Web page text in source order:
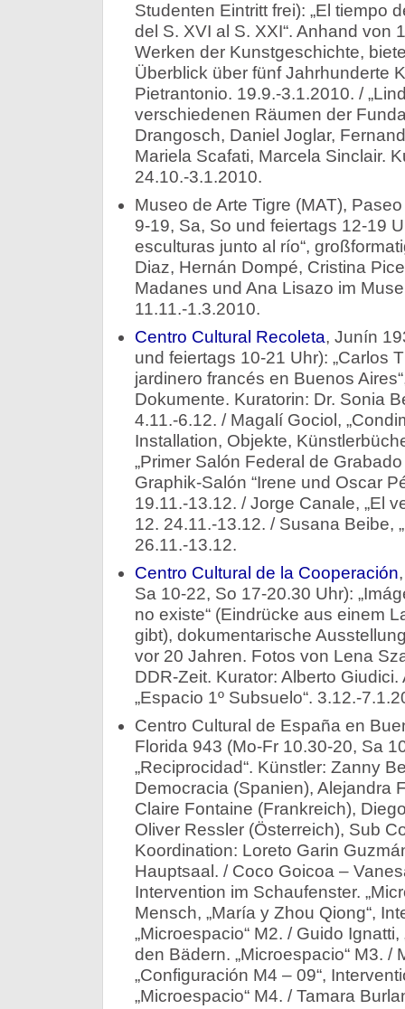
Studenten Eintritt frei): „El tiempo
del S. XVI al S. XXI“. Anhand von
Werken der Kunstgeschichte,
Überblick über fünf Jahrhunderte
Pietrantonio. 19.9.-3.1.2010. /
verschiedenen Räumen der
Drangosch, Daniel Joglar,
Mariela Scafati, Marcela Sinclair.
24.10.-3.1.2010.
Museo de Arte Tigre (MAT),
9-19, Sa, So und feiertags 12-19
esculturas junto al río“,
Diaz, Hernán Dompé, Cristina
Madanes und Ana Lisazo im
11.11.-1.3.2010.
Centro Cultural Recoleta, Junín
und feiertags 10-21 Uhr): „Carlos
jardinero francés en Buenos
Dokumente. Kuratorin: Dr. Sonia
4.11.-6.12. / Magalí Gociol,
Installation, Objekte,
„Primer Salón Federal de
Graphik-Salón “Irene und Oscar
19.11.-13.12. / Jorge Canale, „El
12. 24.11.-13.12. / Susana Beibe,
26.11.-13.12.
Centro Cultural de la Cooperación
Sa 10-22, So 17-20.30 Uhr):
no existe“ (Eindrücke aus einem
gibt), dokumentarische
vor 20 Jahren. Fotos von Lena
DDR-Zeit. Kurator: Alberto
„Espacio 1º Subsuelo“. 3.12.-
Centro Cultural de España en
Florida 943 (Mo-Fr 10.30-20, Sa
„Reciprocidad“. Künstler: Zanny
Democracia (Spanien), Alejandra
Claire Fontaine (Frankreich),
Oliver Ressler (Österreich), Sub
Koordination: Loreto Garin
Hauptsaal. / Coco Goicoa –
Intervention im Schaufenster.
Mensch, „María y Zhou Qiong“,
„Microespacio“ M2. / Guido
den Bädern. „Microespacio“ M3. /
„Configuración M4 – 09“,
„Microespacio“ M4. / Tamara